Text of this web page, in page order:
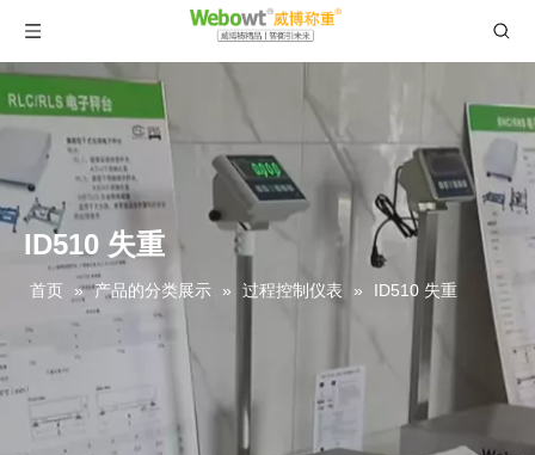
ID510 失重
首页 » 产品的分类展示 » 过程控制仪表 » ID510 失重